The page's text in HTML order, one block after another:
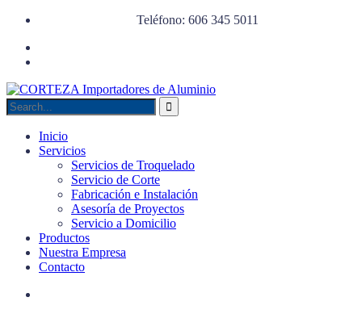
Teléfono: 606 345 5011
Inicio
Servicios
Servicios de Troquelado
Servicio de Corte
Fabricación e Instalación
Asesoría de Proyectos
Servicio a Domicilio
Productos
Nuestra Empresa
Contacto